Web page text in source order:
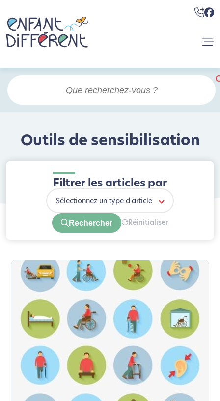
Outils de sensibilisation
Filtrer les articles par
Sélectionnez un type d'article
Rechercher Réinitialiser